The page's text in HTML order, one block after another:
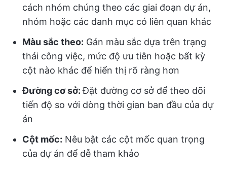
cách nhóm chúng theo các giai đoạn dự án,
nhóm hoặc các danh mục có liên quan khác
Màu sắc theo: Gán màu sắc dựa trên trạng
thái công việc, mức độ ưu tiên hoặc bất kỳ
cột nào khác để hiển thị rõ ràng hơn
Đường cơ sở:Đặt đường cơ sở để theo dõi
tiến độ so với dòng thời gian ban đầu của dự
án
Cột mốc: Nêu bật các cột mốc quan trọng
của dự án để dễ tham khảo